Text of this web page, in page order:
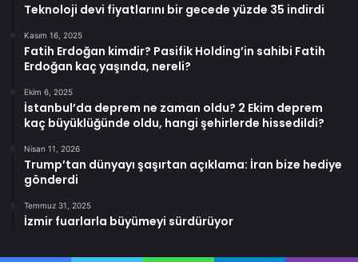
Teknoloji devi fiyatlarını bir gecede yüzde 35 indirdi
Kasım 16, 2025
Fatih Erdoğan kimdir? Pasifik Holding’in sahibi Fatih
Erdoğan kaç yaşında, nereli?
Ekim 6, 2025
İstanbul’da deprem ne zaman oldu? 2 Ekim deprem
kaç büyüklüğünde oldu, hangi şehirlerde hissedildi?
Nisan 11, 2026
Trump’tan dünyayı şaşırtan açıklama: İran bize hediye
gönderdi
Temmuz 31, 2025
İzmir fuarlarla büyümeyi sürdürüyor